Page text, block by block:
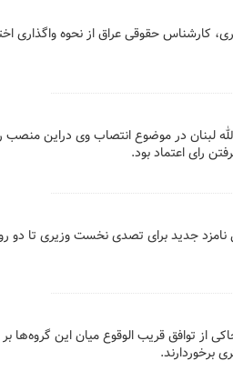
کارشناس حقوقی عراق از نحوه واگذاری
لبنان در موضوع انتصاب وی دراین منصب
رای اعتماد بود.
جدید برای تصدی نخست وزیری تا دو
از توافق قریب الوقوع میان این گروه‌ها
برخوردارند.